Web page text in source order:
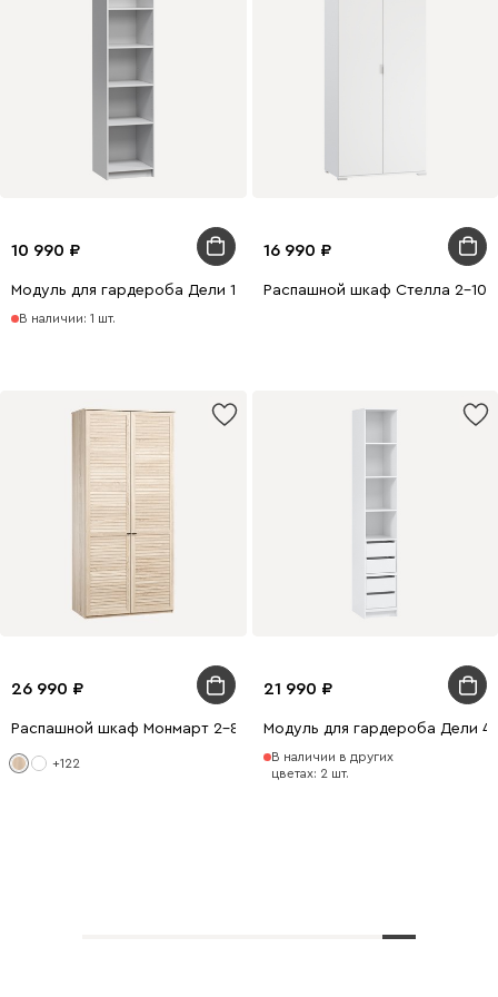
10 990
Модуль для гардероба Дели 1-50x210 Белый
В наличии: 1 шт.
16 990
Распашной шкаф Стелла 2-
26 990
Распашной шкаф Монмарт 2-80x210 Дуб Сонома
+122
21 990
Модуль для гардероба Дели
В наличии в других
цветах: 2 шт.